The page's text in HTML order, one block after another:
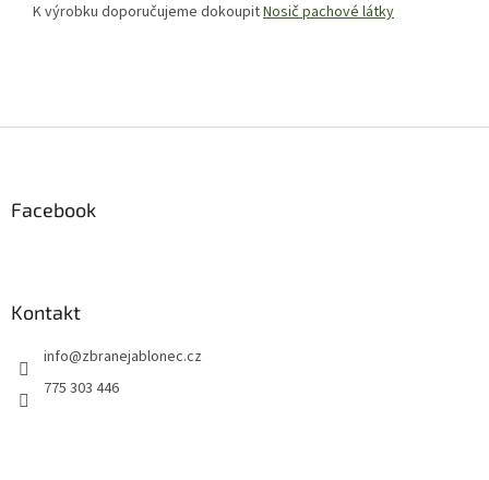
K výrobku doporučujeme dokoupitNosič pachové látky
Facebook
Kontakt
info@zbranejablonec.cz
775 303 446